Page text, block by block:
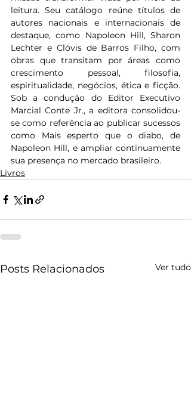
leitura. Seu catálogo reúne títulos de
autores nacionais e internacionais de
destaque, como Napoleon Hill, Sharon
Lechter e Clóvis de Barros Filho, com
obras que transitam por áreas como
crescimento pessoal, filosofia,
espiritualidade, negócios, ética e ficção.
Sob a condução do Editor Executivo
Marcial Conte Jr., a editora consolidou-
se como referência ao publicar sucessos
como Mais esperto que o diabo, de
Napoleon Hill, e ampliar continuamente
sua presença no mercado brasileiro.
Livros
Posts Relacionados Ver tudo